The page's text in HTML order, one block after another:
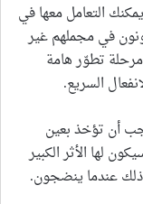
التعامل معها في
في مجملهم غير
تطوّر هامة
السريع.
أن تؤخذ بعين
لها الأثر الكبير
عندما ينضجون.